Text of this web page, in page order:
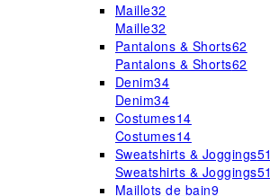
Maille32
Maille32
Pantalons & Shorts62
Pantalons & Shorts62
Denim34
Denim34
Costumes14
Costumes14
Sweatshirts & Joggings51
Sweatshirts & Joggings51
Maillots de bain9